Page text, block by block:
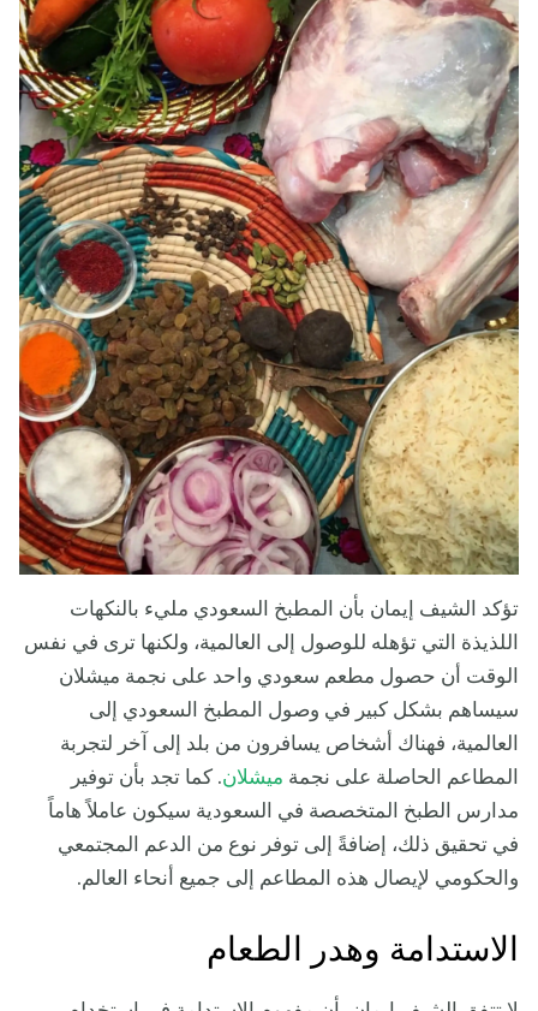
تؤكد الشيف إيمان بأن المطبخ السعودي مليء بالنكهات
اللذيذة التي تؤهله للوصول إلى العالمية، ولكنها ترى في نفس
الوقت أن حصول مطعم سعودي واحد على نجمة ميشلان
سيساهم بشكل كبير في وصول المطبخ السعودي إلى
العالمية، فهناك أشخاص يسافرون من بلد إلى آخر لتجربة
المطاعم الحاصلة على نجمة ميشلان. كما تجد بأن توفير
مدارس الطبخ المتخصصة في السعودية سيكون عاملاً هاماً
في تحقيق ذلك، إضافةً إلى توفر نوع من الدعم المجتمعي
والحكومي لإيصال هذه المطاعم إلى جميع أنحاء العالم.
الاستدامة وهدر الطعام